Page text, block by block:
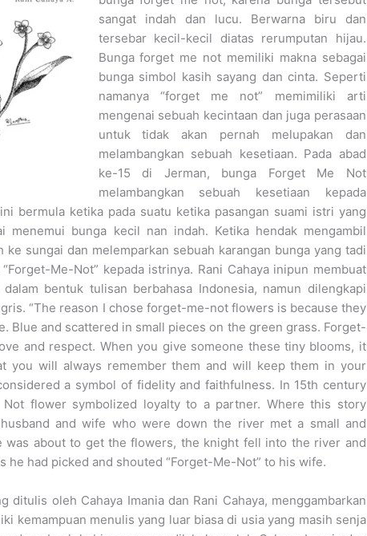
sangat indah dan lucu. Berwarna biru dan
tersebar kecil-kecil diatas rerumputan hijau.
Bunga forget me not memiliki makna sebagai
bunga simbol kasih sayang dan cinta. Seperti
namanya “forget me not” memimiliki arti
mengenai sebuah kecintaan dan juga perasaan
untuk tidak akan pernah melupakan dan
melambangkan sebuah kesetiaan. Pada abad
ke-15 di Jerman, bunga Forget Me Not
melambangkan sebuah kesetiaan kepada
bermula ketika pada suatu ketika pasangan suami istri yang
menemui bunga kecil nan indah. Ketika hendak mengambil
ke sungai dan melemparkan sebuah karangan bunga yang tadi
Me-Not” kepada istrinya. Rani Cahaya inipun membuat
bentuk tulisan berbahasa Indonesia, namun dilengkapi
“The reason I chose forget-me-not flowers is because they
Blue and scattered in small pieces on the green grass. Forget-
and respect. When you give someone these tiny blooms, it
you will always remember them and will keep them in your
a symbol of fidelity and faithfulness. In 15th century
Not flower symbolized loyalty to a partner. Where this story
and wife who were down the river met a small and
was about to get the flowers, the knight fell into the river and
he had picked and shouted “Forget-Me-Not” to his wife.
ditulis oleh Cahaya Imania dan Rani Cahaya, menggambarkan
kemampuan menulis yang luar biasa di usia yang masih senja